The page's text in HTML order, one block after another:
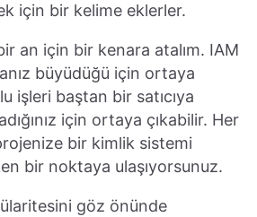
için bir kelime eklerler.
an için bir kenara atalım. IAM
büyüdüğü için ortaya
işleri baştan bir satıcıya
için ortaya çıkabilir. Her
bir kimlik sistemi
bir noktaya ulaşıyorsunuz.
göz önünde